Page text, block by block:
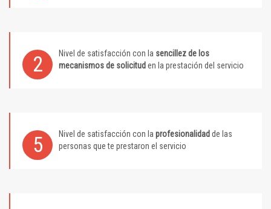
2 Nivel de satisfacción con la sencillez de los
mecanismos de solicitud en la prestación del servicio
5 Nivel de satisfacción con la profesionalidad de las
personas que te prestaron el servicio